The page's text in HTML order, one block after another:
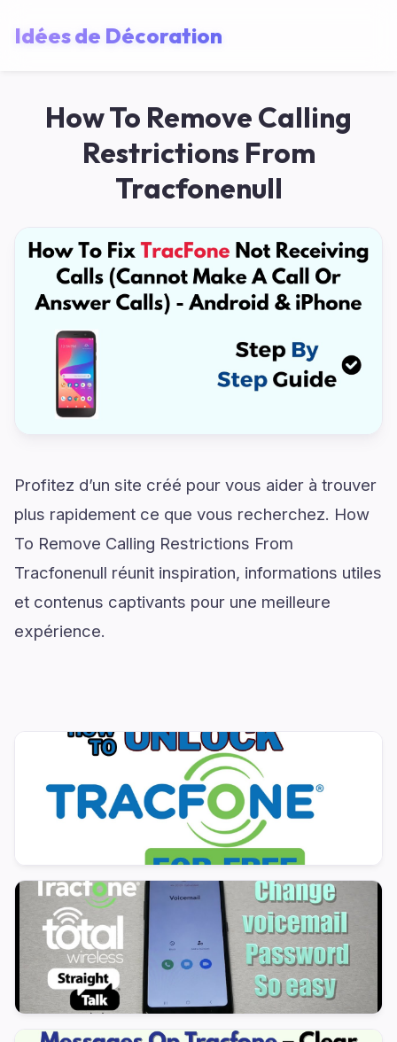
Idées de Décoration
How To Remove Calling
Restrictions From
Tracfonenull
Profitez d’un site créé pour vous aider à trouver
plus rapidement ce que vous recherchez. How
To Remove Calling Restrictions From
Tracfonenull réunit inspiration, informations utiles
et contenus captivants pour une meilleure
expérience.